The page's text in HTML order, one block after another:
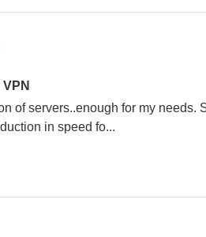
of servers..enough for my needs.
in speed fo...